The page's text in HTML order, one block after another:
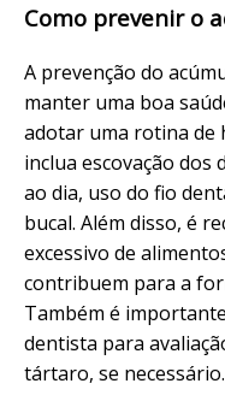
Como prevenir o
A prevenção do
manter uma boa
adotar uma rotina de
inclua escovação dos
ao dia, uso do fio
bucal. Além disso, é
excessivo de
contribuem para a
Também é
dentista para
tártaro, se necessário.